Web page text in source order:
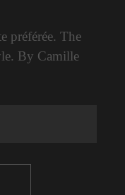
préférée. The
By Camille